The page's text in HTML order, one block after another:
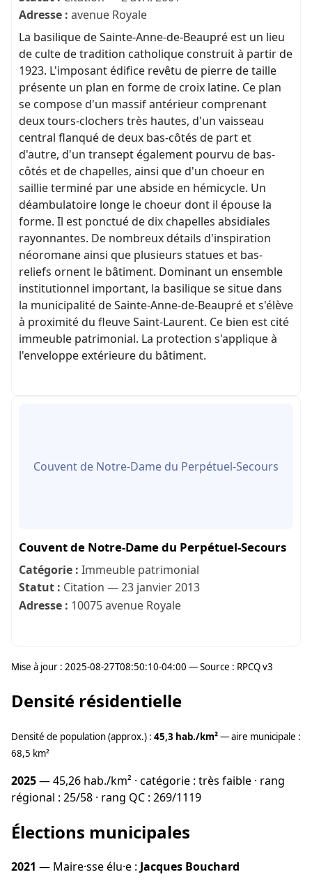
Adresse : avenue Royale
La basilique de Sainte-Anne-de-Beaupré est un lieu
de culte de tradition catholique construit à partir de
1923. L'imposant édifice revêtu de pierre de taille
présente un plan en forme de croix latine. Ce plan
se compose d'un massif antérieur comprenant
deux tours-clochers très hautes, d'un vaisseau
central flanqué de deux bas-côtés de part et
d'autre, d'un transept également pourvu de bas-
côtés et de chapelles, ainsi que d'un choeur en
saillie terminé par une abside en hémicycle. Un
déambulatoire longe le choeur dont il épouse la
forme. Il est ponctué de dix chapelles absidiales
rayonnantes. De nombreux détails d'inspiration
néoromane ainsi que plusieurs statues et bas-
reliefs ornent le bâtiment. Dominant un ensemble
institutionnel important, la basilique se situe dans
la municipalité de Sainte-Anne-de-Beaupré et s'élève
à proximité du fleuve Saint-Laurent. Ce bien est cité
immeuble patrimonial. La protection s'applique à
l'enveloppe extérieure du bâtiment.
Couvent de Notre-Dame du Perpétuel-Secours
Couvent de Notre-Dame du Perpétuel-Secours
Catégorie : Immeuble patrimonial
Statut : Citation — 23 janvier 2013
Adresse : 10075 avenue Royale
Mise à jour : 2025-08-27T08:50:10-04:00 — Source : RPCQ v3
Densité résidentielle
Densité de population (approx.) : 45,3 hab./km²— aire municipale :
68,5 km²
2025— 45,26 hab./km² · catégorie : très faible · rang
régional : 25/58 · rang QC : 269/1119
Élections municipales
2021 — Maire·sse élu·e : Jacques Bouchard